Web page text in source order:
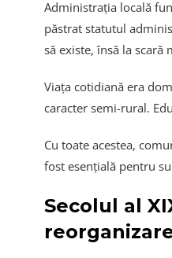
Administrația locală
păstrat statutul
să existe, însă la scară
Viața cotidiană era
caracter semi-rural.
Cu toate acestea,
fost esențială pentru
Secolul al